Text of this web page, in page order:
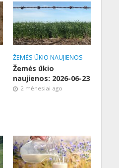
ŽEMĖS ŪKIO NAUJIENOS
Žemės ūkio
naujienos: 2026-06-23
2 mėnesiai ago